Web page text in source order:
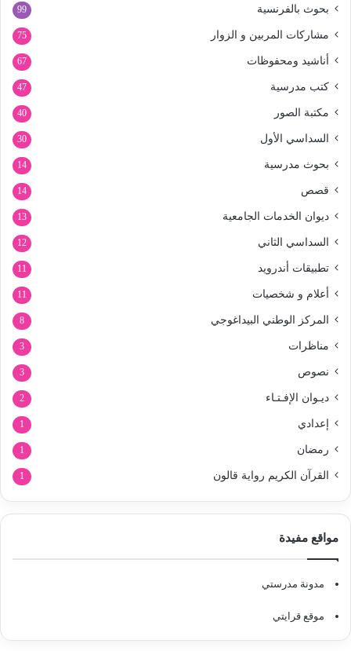
بحوث بالفرنسية 99
مشاركات المربين و الزوار 75
أناشيد ومحفوظات 67
كتب مدرسية 47
مكتبة الصور 40
السداسي الأول 30
بحوث مدرسية 14
قصص 14
ديوان الخدمات الجامعية 13
السداسي الثاني 12
تطبيقات أندرويد 11
أعلام و شخصيات 11
المركز الوطني البيداغوجي 8
مناظرات 3
نصوص 3
ديـوان الإفـتـاء 2
إعدادي 1
رمضان 1
القرآن الكريم رواية قالون 1
مواقع مفيدة
مدونة مدرستي
موقع قرايتي